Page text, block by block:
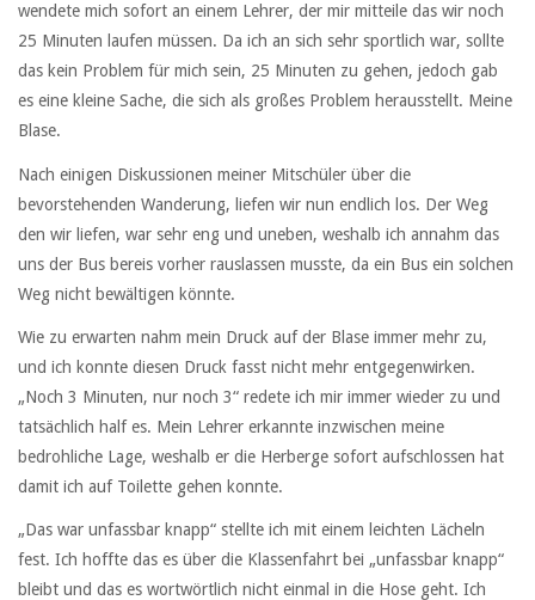
wendete mich sofort an einem Lehrer, der mir mitteile das wir noch
25 Minuten laufen müssen. Da ich an sich sehr sportlich war, sollte
das kein Problem für mich sein, 25 Minuten zu gehen, jedoch gab
es eine kleine Sache, die sich als großes Problem herausstellt. Meine
Blase.
Nach einigen Diskussionen meiner Mitschüler über die
bevorstehenden Wanderung, liefen wir nun endlich los. Der Weg
den wir liefen, war sehr eng und uneben, weshalb ich annahm das
uns der Bus bereis vorher rauslassen musste, da ein Bus ein solchen
Weg nicht bewältigen könnte.
Wie zu erwarten nahm mein Druck auf der Blase immer mehr zu,
und ich konnte diesen Druck fasst nicht mehr entgegenwirken.
„Noch 3 Minuten, nur noch 3“ redete ich mir immer wieder zu und
tatsächlich half es. Mein Lehrer erkannte inzwischen meine
bedrohliche Lage, weshalb er die Herberge sofort aufschlossen hat
damit ich auf Toilette gehen konnte.
„Das war unfassbar knapp“ stellte ich mit einem leichten Lächeln
fest. Ich hoffte das es über die Klassenfahrt bei „unfassbar knapp“
bleibt und das es wortwörtlich nicht einmal in die Hose geht. Ich